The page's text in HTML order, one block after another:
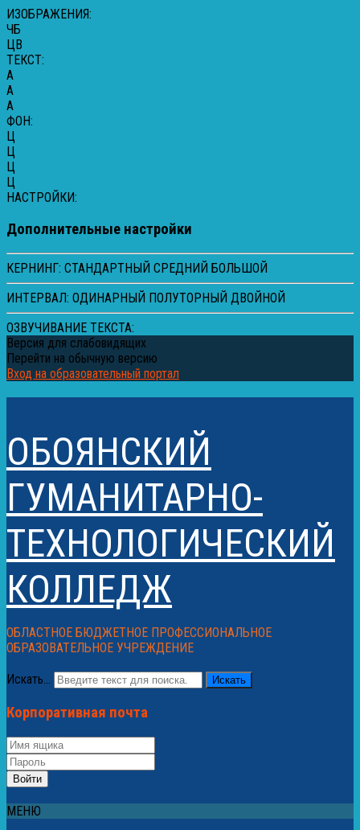
ИЗОБРАЖЕНИЯ:
ЧБ
ЦВ
ТЕКСТ:
A
A
A
ФОН:
Ц
Ц
Ц
Ц
НАСТРОЙКИ:
Дополнительные настройки
КЕРНИНГ: СТАНДАРТНЫЙ СРЕДНИЙ БОЛЬШОЙ
ИНТЕРВАЛ: ОДИНАРНЫЙ ПОЛУТОРНЫЙ ДВОЙНОЙ
ОЗВУЧИВАНИЕ ТЕКСТА:
Версия для слабовидящих
Перейти на обычную версию
Вход на образовательный портал
ОБОЯНСКИЙ
ГУМАНИТАРНО-
ТЕХНОЛОГИЧЕСКИЙ
КОЛЛЕДЖ
ОБЛАСТНОЕ БЮДЖЕТНОЕ ПРОФЕССИОНАЛЬНОЕ
ОБРАЗОВАТЕЛЬНОЕ УЧРЕЖДЕНИЕ
Искать... Искать
Корпоративная почта
МЕНЮ